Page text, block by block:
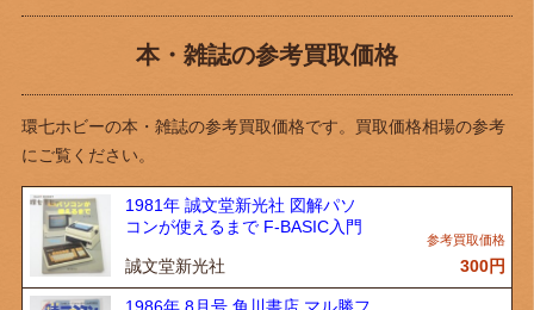
本・雑誌の参考買取価格
環七ホビーの本・雑誌の参考買取価格です。買取価格相場の参考
にご覧ください。
1981年 誠文堂新光社 図解パソ
コンが使えるまで F-BASIC入門
誠文堂新光社 300円